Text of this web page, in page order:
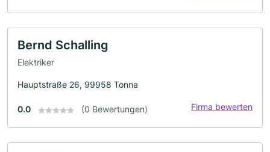
Bernd Schalling
Elektriker
Hauptstraße 26, 99958 Tonna
0.0 (0 Bewertungen) Firma bewerten